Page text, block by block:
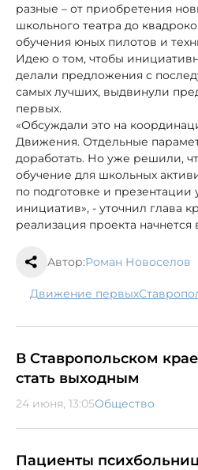
разные – от приобретения
школьного театра до
обучения юных пилотов и
Идею о том, чтобы
делали предложения с
самых лучших, выдвинули
первых.
«Обсуждали это на
Движения. Отдельные
доработать. Но уже решили,
обучение для школьных
по подготовке и презентации
инициатив», - уточнил глава
реализация проекта начнется
Автор:Роман Новоселов
Движение первых
В Ставропольском
стать выходным
24 июня, 13:05Общество
Пациенты